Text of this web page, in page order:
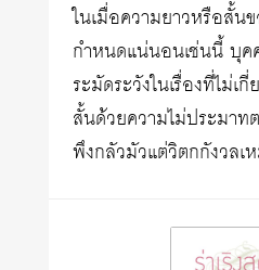
ในเมื่อความยาวหรือสั้น
กำหนดแน่นอนเช่นนี้ บุค
ระมัดระวังในเรื่องที่ไม่เ
สั้นด้วยความไม่ประมาท
พึงกลัวมัวแต่วิตกกังวล